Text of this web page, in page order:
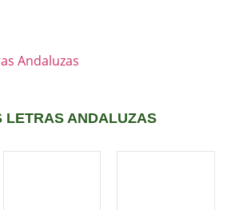
Andaluzas
LETRAS ANDALUZAS